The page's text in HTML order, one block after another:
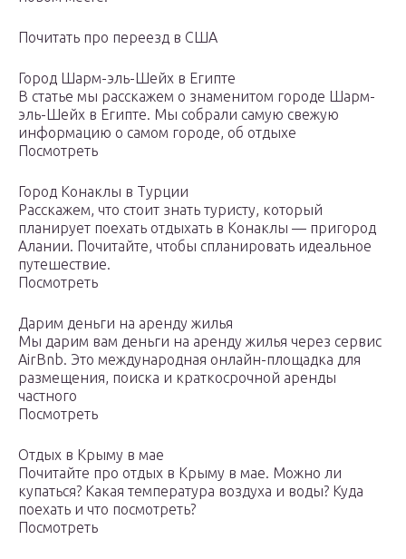
Почитать про переезд в США
Город Шарм-эль-Шейх в Египте
В статье мы расскажем о знаменитом городе Шарм-
эль-Шейх в Египте. Мы собрали самую свежую
информацию о самом городе, об отдыхе
Посмотреть
Город Конаклы в Турции
Расскажем, что стоит знать туристу, который
планирует поехать отдыхать в Конаклы — пригород
Алании. Почитайте, чтобы спланировать идеальное
путешествие.
Посмотреть
Дарим деньги на аренду жилья
Мы дарим вам деньги на аренду жилья через сервис
AirBnb. Это международная онлайн-площадка для
размещения, поиска и краткосрочной аренды
частного
Посмотреть
Отдых в Крыму в мае
Почитайте про отдых в Крыму в мае. Можно ли
купаться? Какая температура воздуха и воды? Куда
поехать и что посмотреть?
Посмотреть